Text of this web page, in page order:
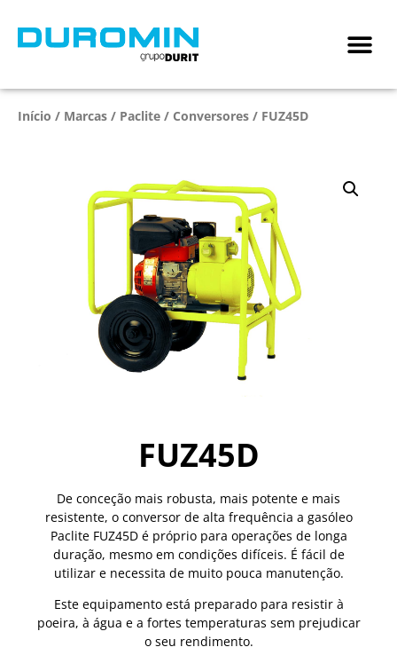
Início / Marcas / Paclite / Conversores / FUZ45D
FUZ45D
De conceção mais robusta, mais potente e mais
resistente, o conversor de alta frequência a gasóleo
Paclite FUZ45D é próprio para operações de longa
duração, mesmo em condições difíceis. É fácil de
utilizar e necessita de muito pouca manutenção.
Este equipamento está preparado para resistir à
poeira, à água e a fortes temperaturas sem prejudicar
o seu rendimento.